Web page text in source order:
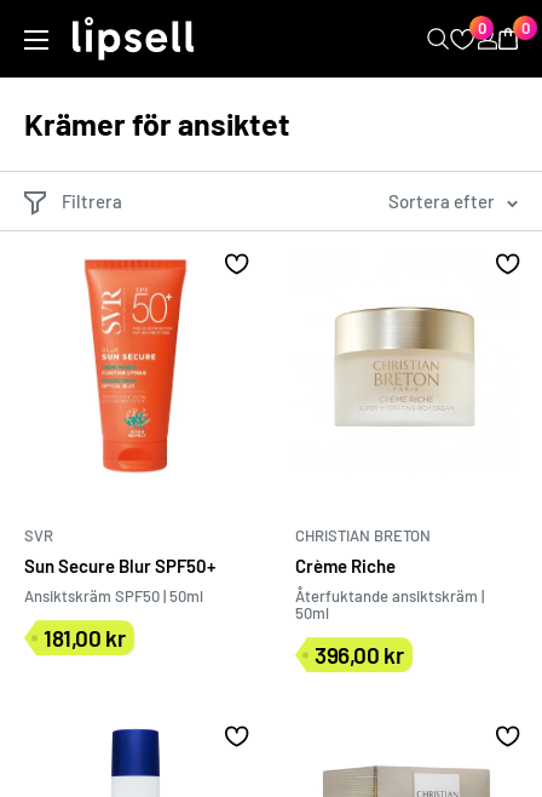
innehåll
LIPSELL 0 0
Krämer för ansiktet
Filtrera Sortera efter
SVR
Sun Secure Blur SPF50+
Ansiktskräm SPF50 | 50ml
Försäljningspris
181,00 kr
CHRISTIAN BRETON
Crème Riche
Återfuktande ansiktskräm |
50ml
Försäljningspris
396,00 kr